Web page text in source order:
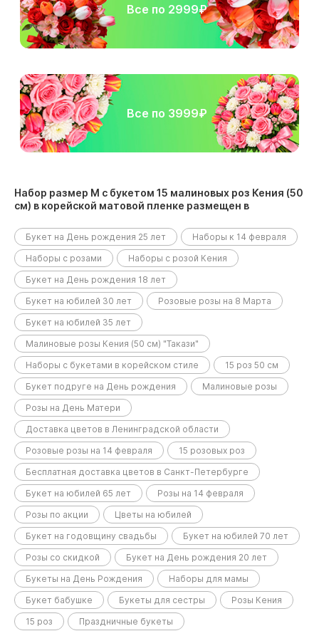
Все по 2999₽
Все по 3999₽
Набор размер M с букетом 15 малиновых роз Кения (50
см) в корейской матовой пленке размещен в
Букет на День рождения 25 лет
Наборы к 14 февраля
Наборы с розами
Наборы с розой Кения
Букет на День рождения 18 лет
Букет на юбилей 30 лет
Розовые розы на 8 Марта
Букет на юбилей 35 лет
Малиновые розы Кения (50 см) "Такази"
Наборы с букетами в корейском стиле
15 роз 50 см
Букет подруге на День рождения
Малиновые розы
Розы на День Матери
Доставка цветов в Ленинградской области
Розовые розы на 14 февраля
15 розовых роз
Бесплатная доставка цветов в Санкт-Петербурге
Букет на юбилей 65 лет
Розы на 14 февраля
Розы по акции
Цветы на юбилей
Букет на годовщину свадьбы
Букет на юбилей 70 лет
Розы со скидкой
Букет на День рождения 20 лет
Букеты на День Рождения
Наборы для мамы
Букет бабушке
Букеты для сестры
Розы Кения
15 роз
Праздничные букеты